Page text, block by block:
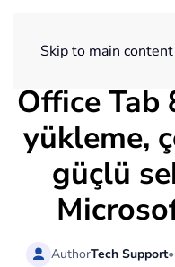
Skip to main content
Office Tab
yükleme,
güçlü
AuthorTech Support•